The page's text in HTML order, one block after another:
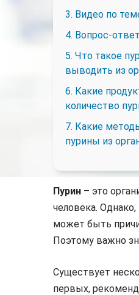
3. Видео по
4. Вопрос-
5. Что такое
выводить из
6. Какие
количество
7. Какие
пурины из
Пурин – это
человека.
может быть
Поэтому важно
Существует
первых,